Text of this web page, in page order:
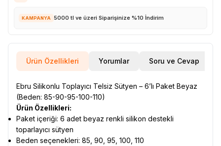
KAMPANYA 5000 tl ve üzeri Siparişinize %10 İndirim
Ürün Özellikleri Yorumlar Soru ve Cevap
Ebru Silikonlu Toplayıcı Telsiz Sütyen – 6’lı Paket Beyaz
(Beden: 85-90-95-100-110)
Ürün Özellikleri:
Paket içeriği: 6 adet beyaz renkli silikon destekli
toparlayıcı sütyen
Beden seçenekleri: 85, 90, 95, 100, 110